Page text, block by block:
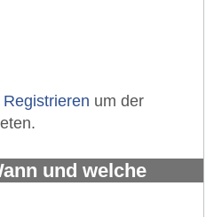
Registrieren um der
und welche